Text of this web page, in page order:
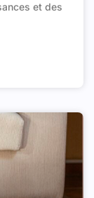
et des